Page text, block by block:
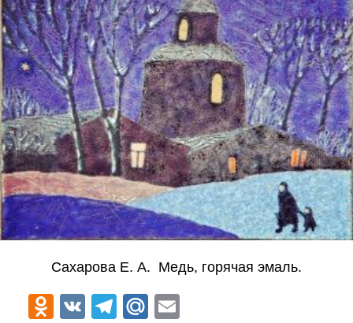
Сахарова Е. А. Медь, горячая эмаль.
Odnoklassniki
VK Telegram
Mail.Ru